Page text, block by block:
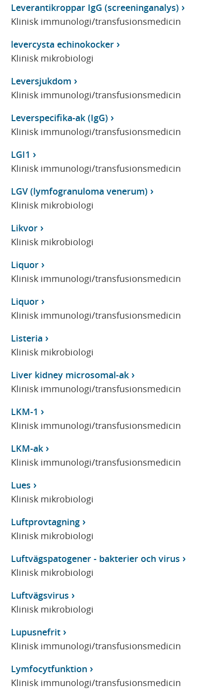
Leverantikroppar IgG (screeninganalys)
Klinisk immunologi/transfusionsmedicin
levercysta echinokocker
Klinisk mikrobiologi
Leversjukdom
Klinisk immunologi/transfusionsmedicin
Leverspecifika-ak (IgG)
Klinisk immunologi/transfusionsmedicin
LGI1
Klinisk immunologi/transfusionsmedicin
LGV (lymfogranuloma venerum)
Klinisk mikrobiologi
Likvor
Klinisk mikrobiologi
Liquor
Klinisk immunologi/transfusionsmedicin
Liquor
Klinisk immunologi/transfusionsmedicin
Listeria
Klinisk mikrobiologi
Liver kidney microsomal-ak
Klinisk immunologi/transfusionsmedicin
LKM-1
Klinisk immunologi/transfusionsmedicin
LKM-ak
Klinisk immunologi/transfusionsmedicin
Lues
Klinisk mikrobiologi
Luftprovtagning
Klinisk mikrobiologi
Luftvägspatogener - bakterier och virus
Klinisk mikrobiologi
Luftvägsvirus
Klinisk mikrobiologi
Lupusnefrit
Klinisk immunologi/transfusionsmedicin
Lymfocytfunktion
Klinisk immunologi/transfusionsmedicin